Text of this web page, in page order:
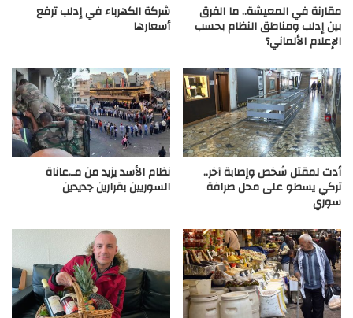
مقارنة في المعيشة.. ما الفرق
بين إدلب ومناطق النظام بحسب
الإعلام الألماني؟
شركة الكهرباء في إدلب ترفع
أسعارها
أدت لمقتل شخص وإصابة آخر..
تركي يسطو على محل صرافة
سوري
نظام الأسد يزيد من مـ.عاناة
السوريين بقرارين جديدين